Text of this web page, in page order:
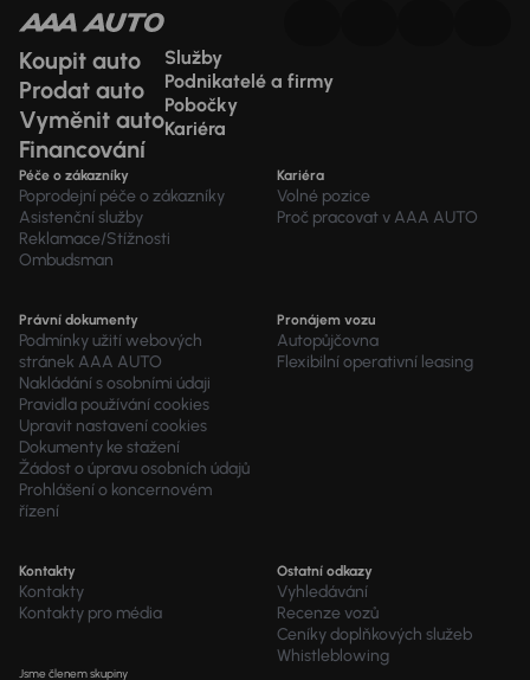
Koupit auto
Prodat auto
Vyměnit auto
Financování
Služby
Podnikatelé a firmy
Pobočky
Kariéra
Péče o zákazníky
Poprodejní péče o zákazníky
Asistenční služby
Reklamace/Stížnosti
Ombudsman
Kariéra
Volné pozice
Proč pracovat v AAA AUTO
Právní dokumenty
Podmínky užití webových
stránek AAA AUTO
Nakládání s osobními údaji
Pravidla používání cookies
Upravit nastavení cookies
Dokumenty ke stažení
Žádost o úpravu osobních údajů
Prohlášení o koncernovém
řízení
Pronájem vozu
Autopůjčovna
Flexibilní operativní leasing
Kontakty
Kontakty
Kontakty pro média
Ostatní odkazy
Vyhledávání
Recenze vozů
Ceníky doplňkových služeb
Whistleblowing
Jsme členem skupiny